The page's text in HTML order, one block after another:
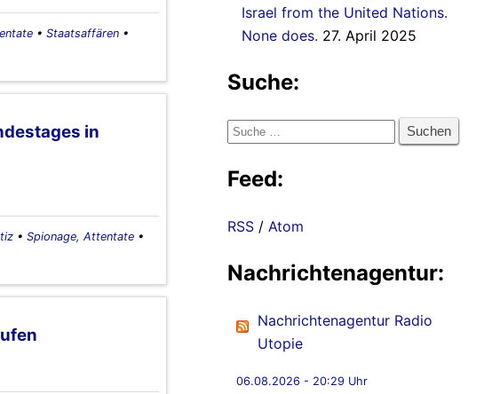
• Staatsaffären •
in
• Spionage, Attentate •
Israel from the United Nations.
None does. 27. April 2025
Suche:
Suche
Feed:
RSS / Atom
Nachrichtenagentur:
Nachrichtenagentur Radio
Utopie
06.08.2026 - 20:29 Uhr